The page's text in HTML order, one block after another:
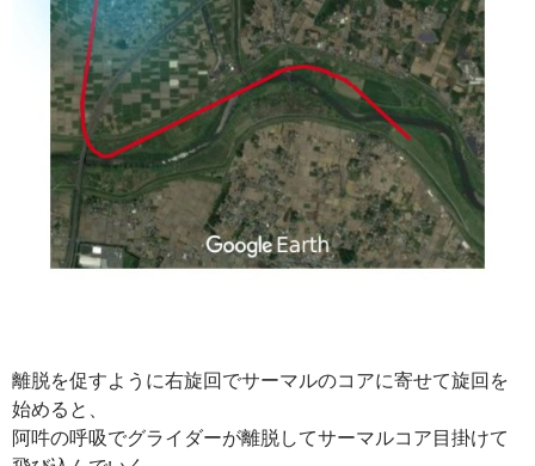
離脱を促すように右旋回でサーマルのコアに寄せて旋回を
始めると、
阿吽の呼吸でグライダーが離脱してサーマルコア目掛けて